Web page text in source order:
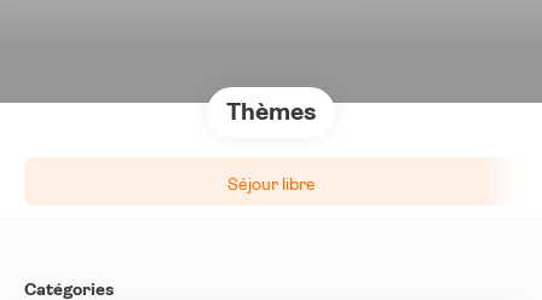
Thèmes
Séjour libre
Catégories